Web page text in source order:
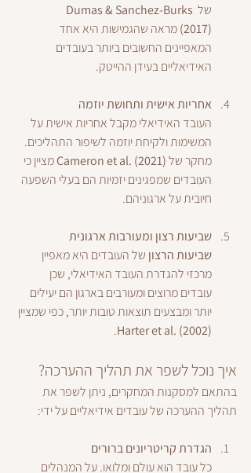
של Dumas & Sanchez-Burks
(2017) מראה שהגמישות היא אחד
המאפיינים החשובים ביותר בעובדים
האידיאליים בעידן ההייטק.
אחריות אישית ותחושת יוזמה
העובד האידיאלי מקבל אחריות אישית על
המשימות ולקיחת יוזמה לשיפור התהליכים.
מחקר של Cameron et al. (2021) מציין כי
העובדים שמפגינים יזמיות הם בעלי השפעה
חיובית על ארגוניהם.
שביעות רצון ומעורבות ארגונית
שביעות הרצון של העובדים היא מאפיין
מרכזי להגדרת העובד האידיאלי, שכן
עובדים מרוצים ומעורבים בארגון הם יעילים
יותר ומבצעים תוצאות טובות יותר, כפי שמציין
Harter et al. (2002)
.
איך נוכל לשפר את תהליך ההערכה?
בהתאם למסקנות המחקרים, ניתן לשפר את
תהליך ההערכה של עובדים אידיאליים על ידי:
הגדרת קריטריונים ברורים
כל עובד הוא עולם ומלואו. על המנהלים